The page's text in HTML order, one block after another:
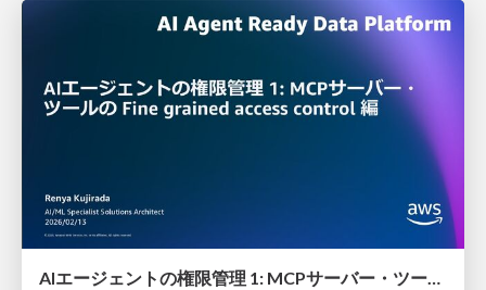
AIエージェントの権限管理 1: MCPサーバー・ ツールの Fine grained access control 編